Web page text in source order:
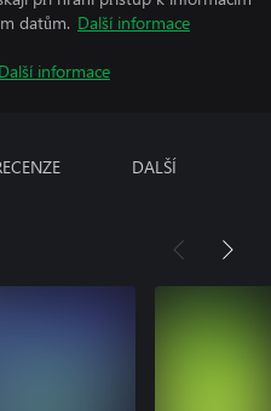
datům. Další informace
Další informace
DALŠÍ